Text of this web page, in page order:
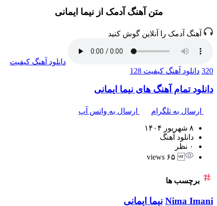
متن آهنگ آدمک از نیما ایمانی
آهنگ آدمک را آنلاین گوش کنید
دانلود آهنگ کیفیت
320 دانلود آهنگ کیفیت 128
دانلود تمام آهنگ های نیما ایمانی
ارسال به تلگرام ارسال به واتس آپ
۸ شهریور ۱۴۰۴
دانلود آهنگ
۰ نظر
۶۵ views
برچسب ها
Nima Imani نیما ایمانی